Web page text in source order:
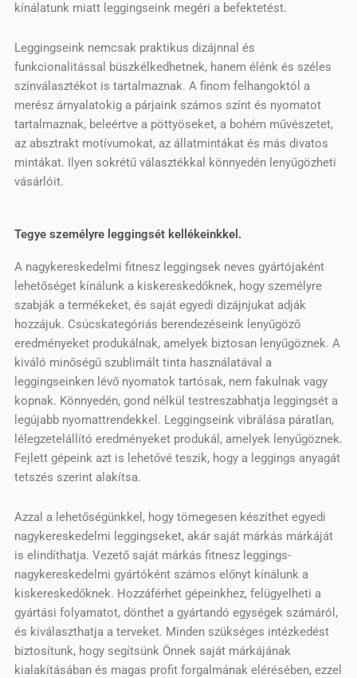
kínálatunk miatt leggingseink megéri a befektetést.
Leggingseink nemcsak praktikus dizájnnal és
funkcionalitással büszkélkedhetnek, hanem élénk és széles
színválasztékot is tartalmaznak. A finom felhangoktól a
merész árnyalatokig a párjaink számos színt és nyomatot
tartalmaznak, beleértve a pöttyöseket, a bohém művészetet,
az absztrakt motívumokat, az állatmintákat és más divatos
mintákat. Ilyen sokrétű választékkal könnyedén lenyűgözheti
vásárlóit.
Tegye személyre leggingsét kellékeinkkel.
A nagykereskedelmi fitnesz leggingsek neves gyártójaként
lehetőséget kínálunk a kiskereskedőknek, hogy személyre
szabják a termékeket, és saját egyedi dizájnjukat adják
hozzájuk. Csúcskategóriás berendezéseink lenyűgöző
eredményeket produkálnak, amelyek biztosan lenyűgöznek. A
kiváló minőségű szublimált tinta használatával a
leggingseinken lévő nyomatok tartósak, nem fakulnak vagy
kopnak. Könnyedén, gond nélkül testreszabhatja leggingsét a
legújabb nyomattrendekkel. Leggingseink vibrálása páratlan,
lélegzetelállító eredményeket produkál, amelyek lenyűgöznek.
Fejlett gépeink azt is lehetővé teszik, hogy a leggings anyagát
tetszés szerint alakítsa.
Azzal a lehetőségünkkel, hogy tömegesen készíthet egyedi
nagykereskedelmi leggingseket, akár saját márkás márkáját
is elindíthatja. Vezető saját márkás fitnesz leggings-
nagykereskedelmi gyártóként számos előnyt kínálunk a
kiskereskedőknek. Hozzáférhet gépeinkhez, felügyelheti a
gyártási folyamatot, dönthet a gyártandó egységek számáról,
és kiválaszthatja a terveket. Minden szükséges intézkedést
biztosítunk, hogy segítsünk Önnek saját márkájának
kialakításában és magas profit forgalmának elérésében, ezzel